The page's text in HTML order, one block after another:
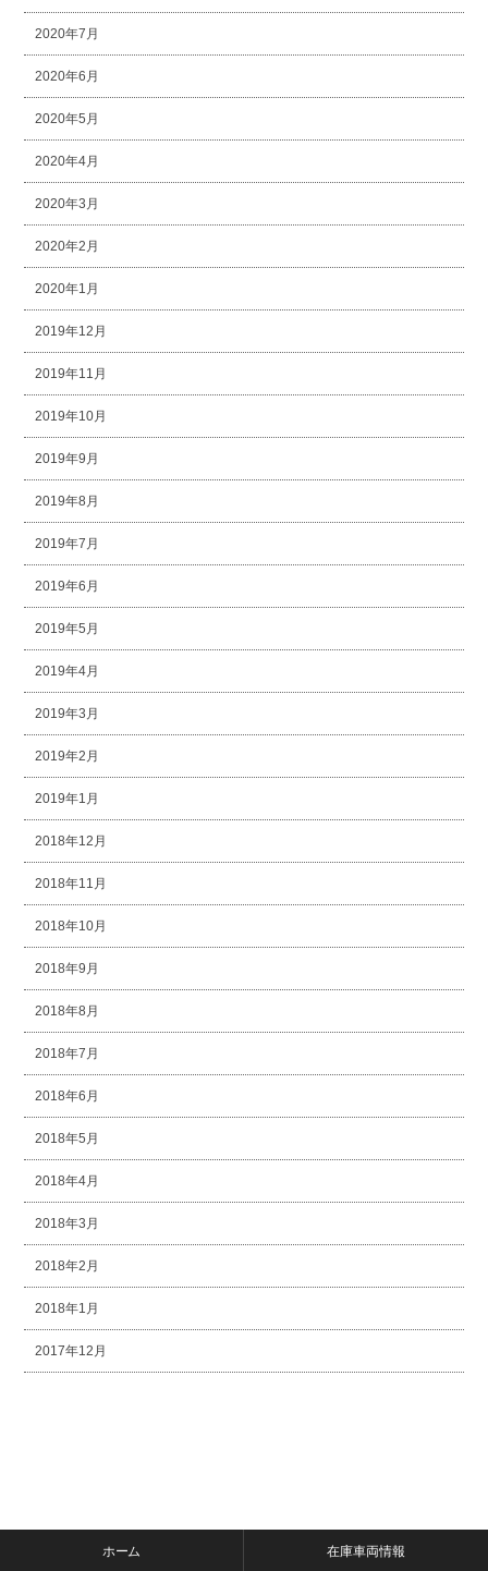
2020年7月
2020年6月
2020年5月
2020年4月
2020年3月
2020年2月
2020年1月
2019年12月
2019年11月
2019年10月
2019年9月
2019年8月
2019年7月
2019年6月
2019年5月
2019年4月
2019年3月
2019年2月
2019年1月
2018年12月
2018年11月
2018年10月
2018年9月
2018年8月
2018年7月
2018年6月
2018年5月
2018年4月
2018年3月
2018年2月
2018年1月
2017年12月
ホーム 在庫車両情報